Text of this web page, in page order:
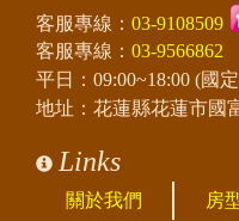
客服專線： 03-9108509
客服專線： 03-9566862
平日：09:00~18:00 (國
地址：花蓮縣花蓮市國
Links
關於我們 房